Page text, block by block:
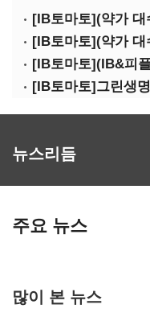
뉴스리듬
주요 뉴스
많이 본 뉴스